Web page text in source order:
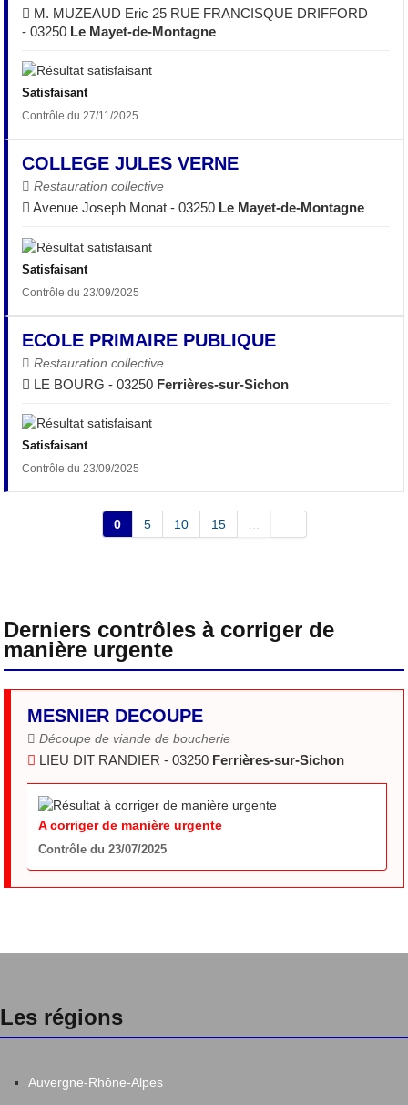
M. MUZEAUD Eric 25 RUE FRANCISQUE DRIFFORD
- 03250 Le Mayet-de-Montagne
Satisfaisant
Contrôle du 27/11/2025
COLLEGE JULES VERNE
Restauration collective
Avenue Joseph Monat - 03250 Le Mayet-de-Montagne
Satisfaisant
Contrôle du 23/09/2025
ECOLE PRIMAIRE PUBLIQUE
Restauration collective
LE BOURG - 03250 Ferrières-sur-Sichon
Satisfaisant
Contrôle du 23/09/2025
0 5 10 15
Derniers contrôles à corriger de
manière urgente
MESNIER DECOUPE
Découpe de viande de boucherie
LIEU DIT RANDIER - 03250 Ferrières-sur-Sichon
A corriger de manière urgente
Contrôle du 23/07/2025
Les régions
Auvergne-Rhône-Alpes